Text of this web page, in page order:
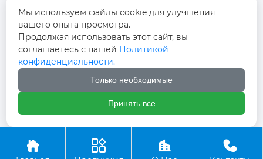

Промышленный парк, город Наньцзяо,
район Чжоуцунь, город Цзыбо, провинция
Шаньдун
winston-xu@hengdingfan.com
+86-13806434669
 +86 13806434669
   
Мы используем файлы cookie для улучшения
вашего опыта просмотра.
Продолжая использовать этот сайт, вы
соглашаетесь с нашей Политикой
конфиденциальности.
Только необходимые
Принять все